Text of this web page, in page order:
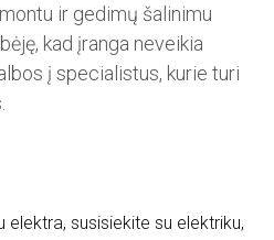
ir gedimų šalinimu
kad įranga neveikia
į specialistus, kurie turi
susisiekite su elektriku,